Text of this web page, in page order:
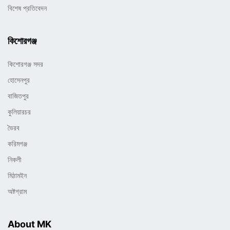
বিশেষ প্রতিবেদন
কিশোরগঞ্জ
কিশোরগঞ্জ সদর
হোসেনপুর
বাজিতপুর
কুলিয়ারচর
ভৈরব
করিমগঞ্জ
নিকলী
মিঠামইন
অষ্টগ্রাম
About MK